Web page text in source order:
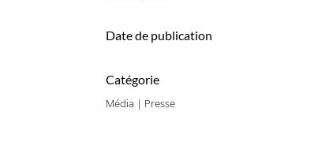
Date de publication
Catégorie
Média | Presse